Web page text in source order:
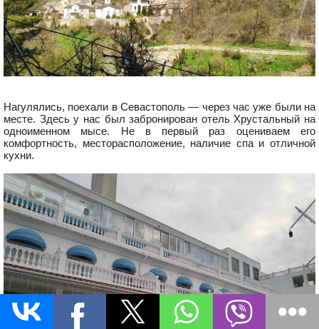
Нагулялись, поехали в Севастополь — через час уже были на
месте. Здесь у нас был забронирован отель Хрустальный на
одноименном мысе. Не в первый раз оцениваем его
комфортность, месторасположение, наличие спа и отличной
кухни.